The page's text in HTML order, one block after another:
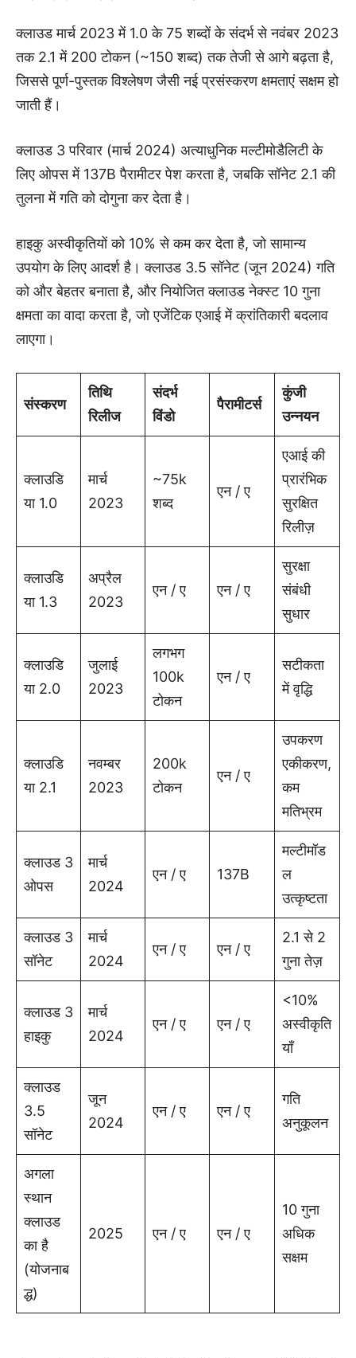
क्लाउड मार्च 2023 में 1.0 के 75 शब्दों के संदर्भ से नवंबर 2023
तक 2.1 में 200 टोकन (~150 शब्द) तक तेजी से आगे बढ़ता है,
जिससे पूर्ण-पुस्तक विश्लेषण जैसी नई प्रसंस्करण क्षमताएं सक्षम हो
जाती हैं।
क्लाउड 3 परिवार (मार्च 2024) अत्याधुनिक मल्टीमोडैलिटी के
लिए ओपस में 137B पैरामीटर पेश करता है, जबकि सॉनेट 2.1 की
तुलना में गति को दोगुना कर देता है।
हाइकु अस्वीकृतियों को 10% से कम कर देता है, जो सामान्य
उपयोग के लिए आदर्श है। क्लाउड 3.5 सॉनेट (जून 2024) गति
को और बेहतर बनाता है, और नियोजित क्लाउड नेक्स्ट 10 गुना
क्षमता का वादा करता है, जो एजेंटिक एआई में क्रांतिकारी बदलाव
लाएगा।
संस्करण
तिथि
रिलीज
संदर्भ
विंडो
पैरामीटर्स
कुंजी
उन्नयन
क्लाउडि
या 1.0
मार्च
2023
~75k
शब्द
एन / ए
एआई की
प्रारंभिक
सुरक्षित
रिलीज़
क्लाउडि
या 1.3
अप्रैल
2023
एन / ए एन / ए
सुरक्षा
संबंधी
सुधार
क्लाउडि
या 2.0
जुलाई
2023
लगभग
100k
टोकन
एन / ए
सटीकता
में वृद्धि
क्लाउडि
या 2.1
नवम्बर
2023
200k
टोकन
एन / ए
उपकरण
एकीकरण,
कम
मतिभ्रम
क्लाउड 3
ओपस
मार्च
2024
एन / ए 137B
मल्टीमॉड
ल
उत्कृष्टता
क्लाउड 3
सॉनेट
मार्च
2024
एन / ए एन / ए
2.1 से 2
गुना तेज़
क्लाउड 3
हाइकु
मार्च
2024
एन / ए एन / ए
<10%
अस्वीकृति
याँ
क्लाउड
3.5
सॉनेट
जून
2024
एन / ए एन / ए
गति
अनुकूलन
अगला
स्थान
क्लाउड
का है
(योजनाब
द्ध)
2025 एन / ए एन / ए
10 गुना
अधिक
सक्षम